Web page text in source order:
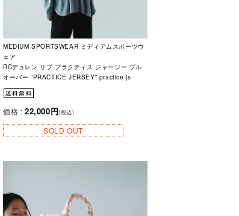
MEDIUM SPORTSWEAR ミディアムスポーツウ
ェア
RCデュレン リブ プラクティス ジャージー プル
オーバー “PRACTICE JERSEY” practice-js
価格 : 22,000円(税込)
SOLD OUT